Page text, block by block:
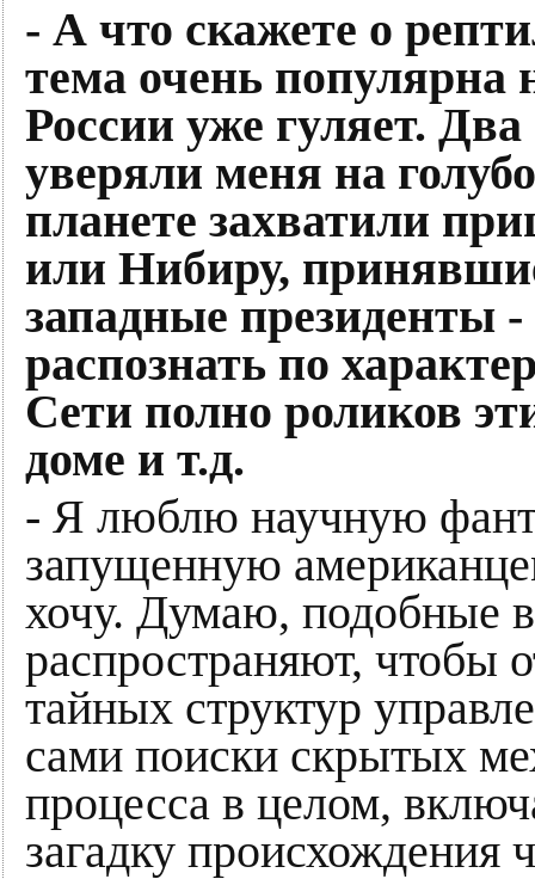
- А что скажете о
тема очень
России уже гуляет.
уверяли меня на
планете захватили
или Нибиру,
западные президенты
распознать по
Сети полно роликов
доме и т.д.
- Я люблю научную
запущенную
хочу. Думаю, подобные
распространяют, чтобы
тайных структур
сами поиски скрытых
процесса в целом,
загадку происхождения